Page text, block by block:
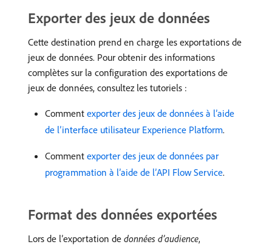
Exporter des jeux de données
Cette destination prend en charge les exportations de
jeux de données. Pour obtenir des informations
complètes sur la configuration des exportations de
jeux de données, consultez les tutoriels :
Comment exporter des jeux de données à l’aide
de l’interface utilisateur Experience Platform.
Comment exporter des jeux de données par
programmation à l’aide de l’API Flow Service.
Format des données exportées
Lors de l’exportation de données d’audience,